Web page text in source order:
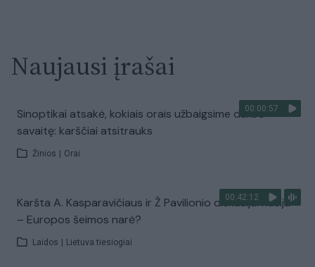
Naujausi įrašai
00:00:57
Sinoptikai atsakė, kokiais orais užbaigsime darbo
savaitę: karščiai atsitrauks
Žinios Orai
00:42:12
Karšta A. Kasparavičiaus ir Ž Pavilionio diskusija: Rusija
– Europos šeimos narė?
Laidos Lietuva tiesiogiai